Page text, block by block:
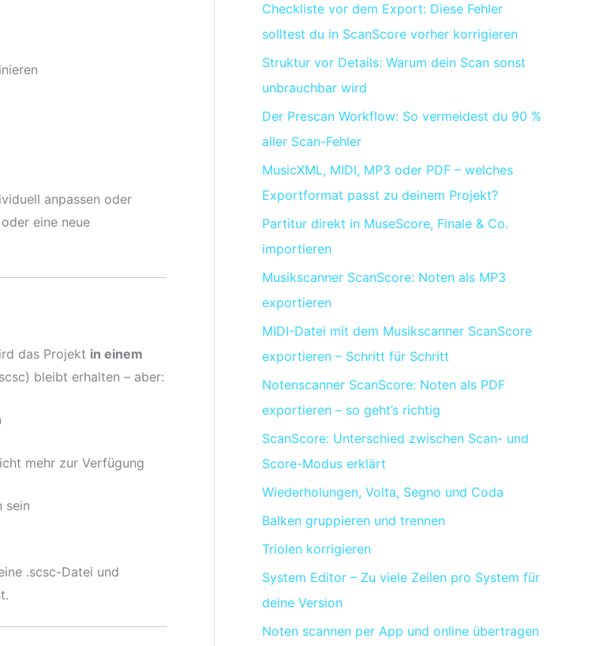
anpassen oder
eine neue
das Projekt in einem
bleibt erhalten – aber:
mehr zur Verfügung
sein
.scsc-Datei und
Checkliste vor dem Export: Diese Fehler
solltest du in ScanScore vorher korrigieren
Struktur vor Details: Warum dein Scan sonst
unbrauchbar wird
Der Prescan Workflow: So vermeidest du 90 %
aller Scan-Fehler
MusicXML, MIDI, MP3 oder PDF – welches
Exportformat passt zu deinem Projekt?
Partitur direkt in MuseScore, Finale & Co.
importieren
Musikscanner ScanScore: Noten als MP3
exportieren
MIDI-Datei mit dem Musikscanner ScanScore
exportieren – Schritt für Schritt
Notenscanner ScanScore: Noten als PDF
exportieren – so geht’s richtig
ScanScore: Unterschied zwischen Scan- und
Score-Modus erklärt
Wiederholungen, Volta, Segno und Coda
Balken gruppieren und trennen
Triolen korrigieren
System Editor – Zu viele Zeilen pro System für
deine Version
Noten scannen per App und online übertragen